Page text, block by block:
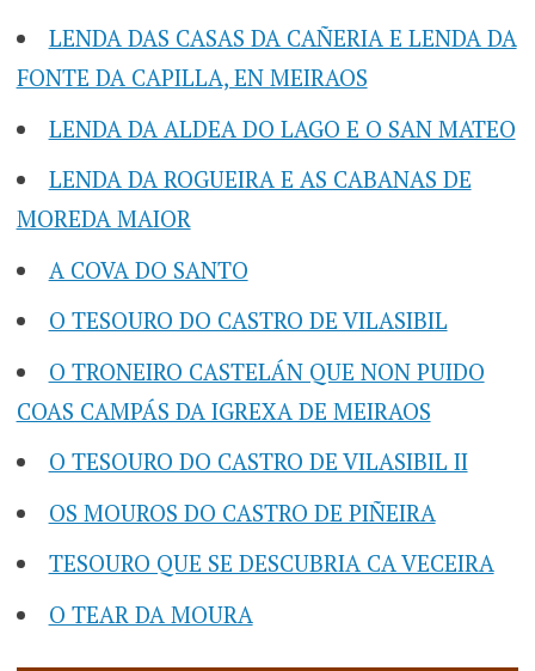
LENDA DAS CASAS DA CAÑERIA E LENDA DA
FONTE DA CAPILLA, EN MEIRAOS
LENDA DA ALDEA DO LAGO E O SAN MATEO
LENDA DA ROGUEIRA E AS CABANAS DE
MOREDA MAIOR
A COVA DO SANTO
O TESOURO DO CASTRO DE VILASIBIL
O TRONEIRO CASTELÁN QUE NON PUIDO
COAS CAMPÁS DA IGREXA DE MEIRAOS
O TESOURO DO CASTRO DE VILASIBIL II
OS MOUROS DO CASTRO DE PIÑEIRA
TESOURO QUE SE DESCUBRIA CA VECEIRA
O TEAR DA MOURA